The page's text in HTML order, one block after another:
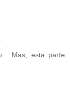
Mas, esta parte